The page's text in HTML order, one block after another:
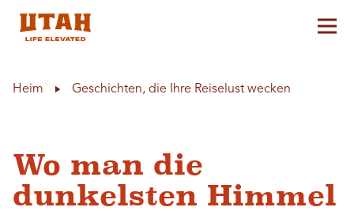
Heim Geschichten, die Ihre Reiselust wecken
Wo man die
dunkelsten Himmel